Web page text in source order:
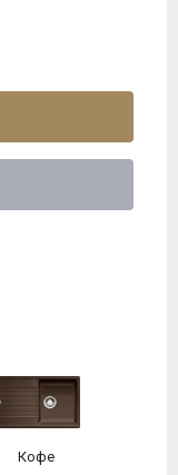
Кофе